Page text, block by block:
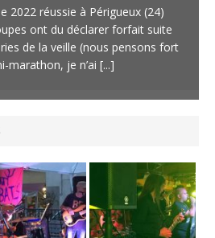
2022 réussie à Périgueux (24)
ont du déclarer forfait suite
de la veille (nous pensons fort
marathon, je n’ai [...]